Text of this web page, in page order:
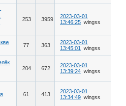
253 3959
2023-03-01
13:46:25 wingss
77 363
2023-03-01
13:45:01
wingss
204 672
2023-03-01
13:39:24 wingss
61 413
2023-03-01
13:34:49 wingss